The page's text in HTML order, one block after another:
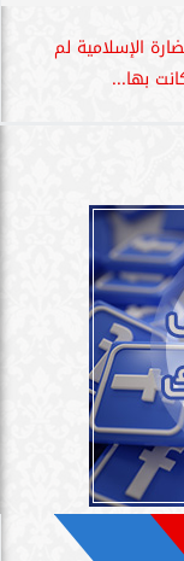
الإسلامية لم
بها...